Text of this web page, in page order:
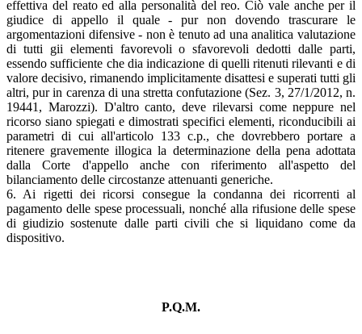
effettiva del reato ed alla personalità del reo. Ciò vale anche per il
giudice di appello il quale - pur non dovendo trascurare le
argomentazioni difensive - non è tenuto ad una analitica valutazione
di tutti gii elementi favorevoli o sfavorevoli dedotti dalle parti,
essendo sufficiente che dia indicazione di quelli ritenuti rilevanti e di
valore decisivo, rimanendo implicitamente disattesi e superati tutti gli
altri, pur in carenza di una stretta confutazione (Sez. 3, 27/1/2012, n.
19441, Marozzi). D'altro canto, deve rilevarsi come neppure nel
ricorso siano spiegati e dimostrati specifici elementi, riconducibili ai
parametri di cui all'articolo 133 c.p., che dovrebbero portare a
ritenere gravemente illogica la determinazione della pena adottata
dalla Corte d'appello anche con riferimento all'aspetto del
bilanciamento delle circostanze attenuanti generiche.
6. Ai rigetti dei ricorsi consegue la condanna dei ricorrenti al
pagamento delle spese processuali, nonché alla rifusione delle spese
di giudizio sostenute dalle parti civili che si liquidano come da
dispositivo.
P.Q.M.